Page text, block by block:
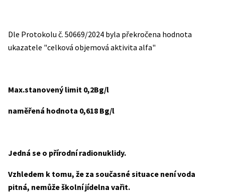
Dle Protokolu č. 50669/2024 byla překročena hodnota
ukazatele "celková objemová aktivita alfa"
Max.stanovený limit 0,2Bg/l
naměřená hodnota 0,618 Bg/l
Jedná se o přírodní radionuklidy.
Vzhledem k tomu, že za současné situace není voda
pitná, nemůže školní jídelna vařit.